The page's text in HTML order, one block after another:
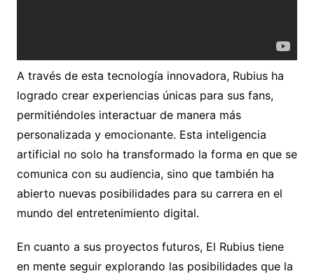
A través de esta tecnología innovadora, Rubius ha
logrado crear experiencias únicas para sus fans,
permitiéndoles interactuar de manera más
personalizada y emocionante. Esta inteligencia
artificial no solo ha transformado la forma en que se
comunica con su audiencia, sino que también ha
abierto nuevas posibilidades para su carrera en el
mundo del entretenimiento digital.
En cuanto a sus proyectos futuros, El Rubius tiene
en mente seguir explorando las posibilidades que la